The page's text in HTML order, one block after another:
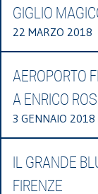
GIGLIO
22 MARZO 2018
AEROPORTO
A ENRICO
3 GENNAIO 2018
IL GRANDE
FIRENZE